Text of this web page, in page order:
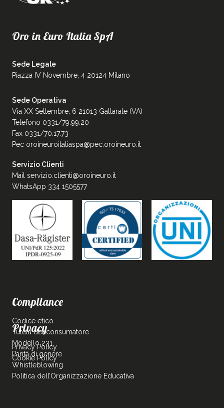
Oro in Euro Italia SpA
Sede Legale
Piazza IV Novembre, 4 20124 Milano
Sede Operativa
Via XX Settembre, 6 21013 Gallarate (VA)
Telefono 0331/79.99.20
Fax 0331/70.17.73
Pec oroineuroitaliaspa@pec.oroineuro.it
Servizio Clienti
Mail servizio.clienti@oroineuro.it
WhatsApp 334 1505577
Compliance
Codice etico
Tutela del consumatore
Modello 231
Parità di genere
Whistleblowing
Politica dell’Organizzazione Educativa
Privacy
Privacy Policy
Cookie Policy